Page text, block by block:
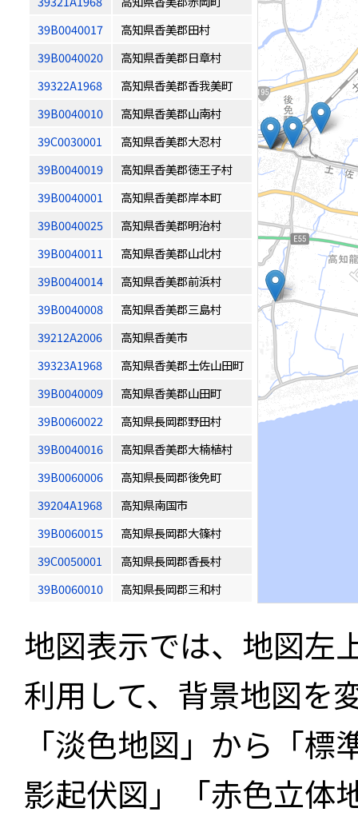
39B0040017
高知県香美郡田村
39B0040020
高知県香美郡日章村
39322A1968
高知県香美郡香我美町
39B0040010
高知県香美郡山南村
39C0030001
高知県香美郡大忍村
39B0040019
高知県香美郡徳王子村
39B0040001
高知県香美郡岸本町
39B0040025
高知県香美郡明治村
39B0040011
高知県香美郡山北村
39B0040014
高知県香美郡前浜村
39B0040008
高知県香美郡三島村
39212A2006
高知県香美市
39323A1968
高知県香美郡土佐山田町
39B0040009
高知県香美郡山田町
39B0060022
高知県長岡郡野田村
39B0040016
高知県香美郡大楠植村
39B0060006
高知県長岡郡後免町
39204A1968
高知県南国市
39B0060015
高知県長岡郡大篠村
39C0050001
高知県長岡郡香長村
39B0060010
高知県長岡郡三和村
地図表示では、地図左
利用して、背景地図を
「淡色地図」から「
影起伏図」「赤色立体